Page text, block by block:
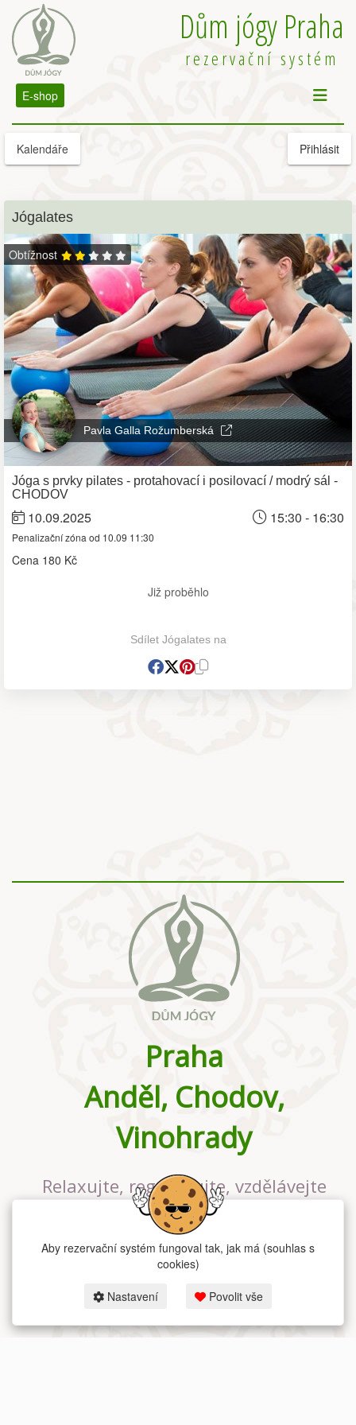
Dům jógy Praha
rezervační systém
E-shop
Kalendáře Přihlásit
Jógalates
Obtížnost
Pavla Galla Rožumberská
Jóga s prvky pilates - protahovací i posilovací / modrý sál -
CHODOV
10.09.2025 15:30 - 16:30
Penalizační zóna od 10.09 11:30
Cena 180 Kč
Již proběhlo
Sdílet Jógalates na
Praha
Anděl, Chodov,
Vinohrady
Relaxujte, regenerujte, vzdělávejte
se v největším jógovém studiu v
Praze
Aby rezervační systém fungoval tak, jak má (souhlas s
cookies)
Nastavení Povolit vše